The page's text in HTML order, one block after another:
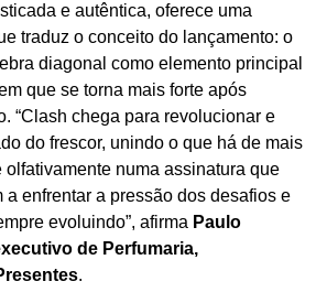
e autêntica, oferece uma
traduz o conceito do lançamento: o
diagonal como elemento principal
que se torna mais forte após
“Clash chega para revolucionar e
do frescor, unindo o que há de mais
olfativamente numa assinatura que
a enfrentar a pressão dos desafios e
evoluindo”, afirma Paulo
de Perfumaria,
.